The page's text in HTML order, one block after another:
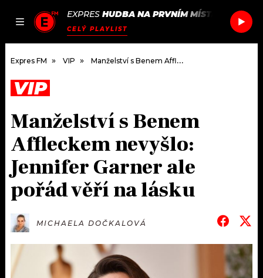
JAK
SEZNAM.CZ
EXPRES HUDBA NA PRVNÍM MÍSTĚ SHURA
CELÝ PLAYLIST
DOMŮ
ČLÁNKY
HUDBA
ROZHOVORY
KALENDÁŘ
PODCASTY
JAK NALADIT
RÁDIO
APLIKACE
PROGRAM
SOUTĚŽE
Expres FM VIP Manželství s Benem Affleckem nevyšlo: Jennifer Garner ale pořád věří na lásku
VIP
Manželství s Benem
Affleckem nevyšlo:
Jennifer Garner ale
pořád věří na lásku
MICHAELA DOČKALOVÁ